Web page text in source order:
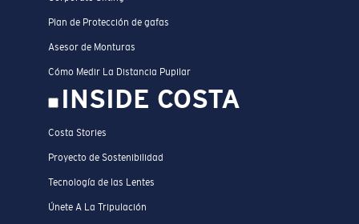
Plan de Protección de gafas
Asesor de Monturas
Cómo Medir La Distancia Pupilar
INSIDE COSTA
Costa Stories
Proyecto de Sostenibilidad
Tecnología de las Lentes
Únete A La Tripulación